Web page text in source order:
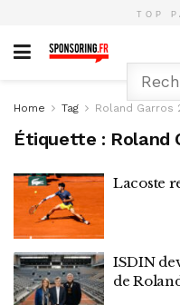
TOP
Home Tag Roland Garros
Étiquette : Roland
Lacoste
ISDIN
de